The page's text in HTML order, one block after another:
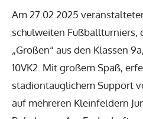
Am 27.02.2025
schulweiten Fußballturniers,
„Großen“ aus den Klassen
10VK2. Mit großem Spaß,
stadiontauglichem Support
auf mehreren Kleinfeldern